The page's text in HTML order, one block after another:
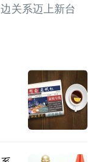
关系迈上新台